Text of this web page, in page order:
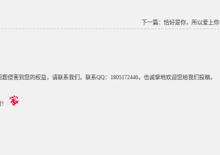
下一篇： 恰好是你，所以爱上你
害到您的权益，请联系我们。联系QQ：1805172446，也诚挚地欢迎您给我们投稿，